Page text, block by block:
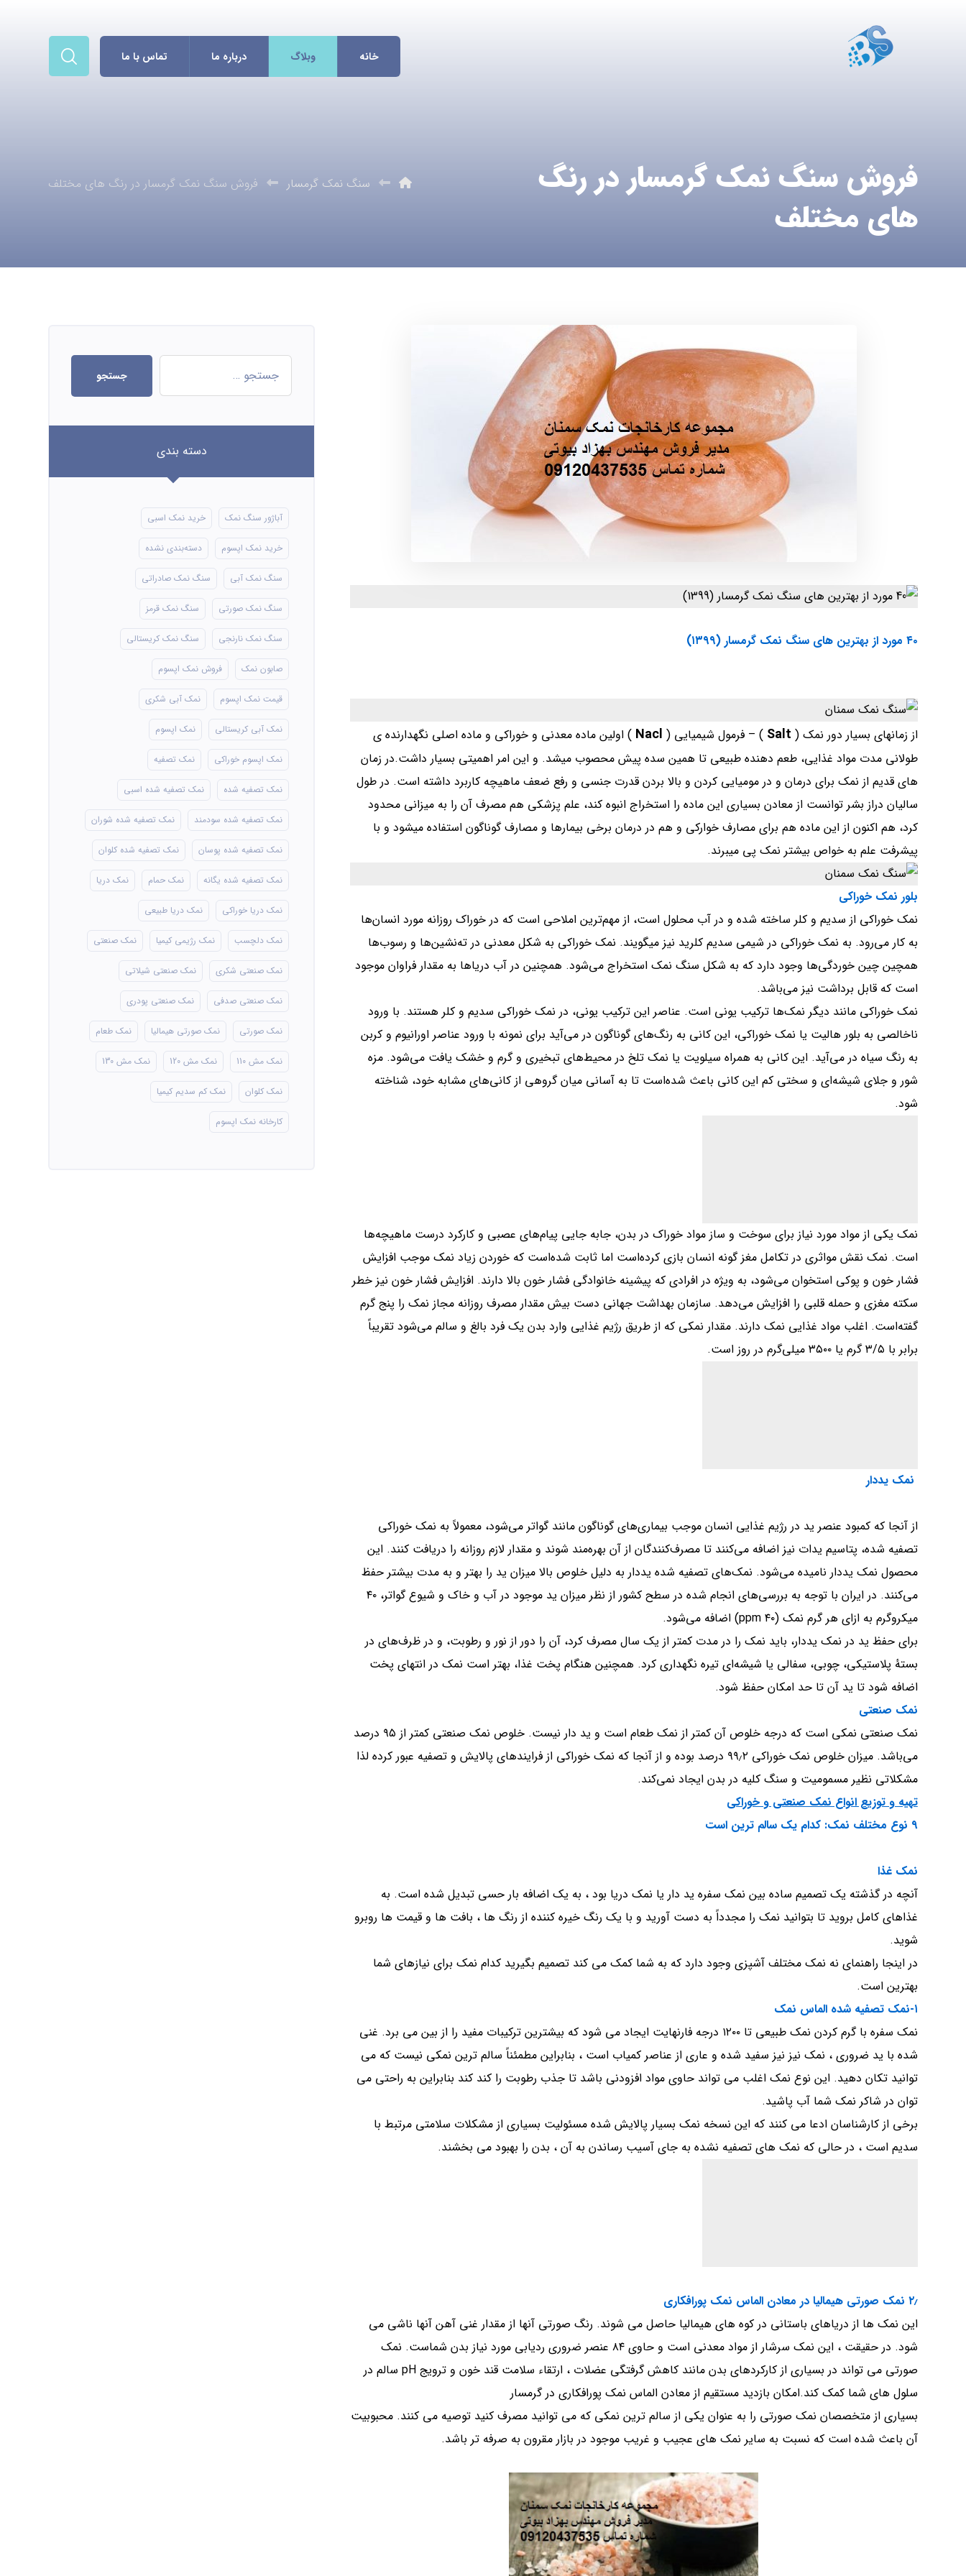
خانه وبلاگ درباره ما تماس با ما
فروش سنگ نمک گرمسار در رنگ
های مختلف
سنگ نمک گرمسار فروش سنگ نمک گرمسار در رنگ های مختلف
۴۰ مورد از بهترین های سنگ نمک گرمسار (۱۳۹۹)
از زمانهای بسیار دور نمک ( Salt ) – فرمول شیمیایی(
Nacl
) اولین ماده معدنی و خوراکی و ماده اصلی نگهدارنده ی
طولانی مدت مواد غذایی، طعم دهنده طبیعی تا همین سده پیش محصوب میشد. و این امر اهمیتی بسیار داشت.در زمان
های قدیم از نمک برای درمان و در مومیایی کردن و بالا بردن قدرت جنسی و رفع ضعف ماهیچه کاربرد داشته‌ است. در طول
سالیان دراز بشر توانست از معادن بسیاری این ماده را استخراج انبوه کند، علم پزشکی هم مصرف آن را به میزانی محدود
کرد، هم اکنون از این ماده هم برای مصارف خوارکی و هم در درمان برخی بیمارها و مصارف گوناگون استفاده میشود و با
پیشرفت علم به خواص بیشتر نمک پی میبرند.
بلور نمک خوراکی
نمک خوراکی از سدیم و کلر ساخته شده‌ و در آب محلول است، از مهم‌ترین املاحی است که در خوراک روزانه مورد انسان‌ها
به کار می‌رود. به نمک خوراکی در شیمی سدیم کلرید نیز میگویند. نمک خوراکی به شکل معدنی در ته‌نشین‌ها و رسوب‌ها
همچین چین خوردگی‌ها وجود دارد که به شکل سنگ نمک استخراج می‌شود. همچنین در آب دریاها به مقدار فراوان موجود
است که قابل برداشت نیز می‌باشد.
نمک خوراکی مانند دیگر نمک‌ها ترکیب یونی است. عناصر این ترکیب یونی، در نمک خوراکی سدیم و کلر هستند. با ورود
ناخالصی به بلور هالیت یا نمک خوراکی، این کانی به رنگ‌های گوناگون در می‌آید برای نمونه با ورود عناصر اورانیوم و کربن
به رنگ سیاه در می‌آید. این کانی به همراه سیلویت یا نمک تلخ در محیط‌های تبخیری و گرم و خشک یافت می‌شود. مزه
شور و جلای شیشه‌ای و سختی کم این کانی باعث شده‌است تا به آسانی میان گروهی از کانی‌های مشابه خود، شناخته
شود.
نمک یکی از مواد مورد نیاز برای سوخت و ساز مواد خوراک در بدن، جابه جایی پیام‌های عصبی و کارکرد درست ماهیچه‌ها
است. نمک نقش مواثری در تکامل مغز گونه انسان بازی کرده‌است اما ثابت شده‌است که خوردن زیاد نمک موجب افزایش
فشار خون و پوکی استخوان می‌شود، به ویژه در افرادی که پیشینه خانوادگی فشار خون بالا دارند. افزایش فشار خون نیز خطر
سکته مغزی و حمله قلبی را افزایش می‌دهد. سازمان بهداشت جهانی دست بیش مقدار مصرف روزانه مجاز نمک را پنج گرم
گفته‌است. اغلب مواد غذایی نمک دارند. مقدار نمکی که از طریق رژیم غذایی وارد بدن یک فرد بالغ و سالم می‌شود تقریباً
برابر با ۳/۵ گرم یا ۳۵۰۰ میلی‌گرم در روز است.
نمک یددار
از آنجا که کمبود عنصر ید در رژیم غذایی انسان موجب بیماری‌های گوناگون مانند گواتر می‌شود، معمولاً به نمک خوراکی
تصفیه شده، پتاسیم یدات نیز اضافه می‌کنند تا مصرف‌کنندگان از آن بهره‌مند شوند و مقدار لازم روزانه را دریافت کنند. این
محصول نمک یددار نامیده می‌شود. نمک‌های تصفیه شده یددار به دلیل خلوص بالا میزان ید را بهتر و به مدت بیشتر حفظ
می‌کنند. در ایران با توجه به بررسی‌های انجام شده در سطح کشور از نظر میزان ید موجود در آب و خاک و شیوع گواتر، ۴۰
میکروگرم به ازای هر گرم نمک (۴۰ ppm) اضافه می‌شود.
برای حفظ ید در نمک یددار، باید نمک را در مدت کمتر از یک سال مصرف کرد، آن را دور از نور و رطوبت، و در ظرف‌های در
بستهٔ پلاستیکی، چوبی، سفالی یا شیشه‌ای تیره نگهداری کرد. همچنین هنگام پخت غذا، بهتر است نمک در انتهای پخت
اضافه شود تا ید آن تا حد امکان حفظ شود.
نمک صنعتی
نمک صنعتی نمکی است که درجه خلوص آن کمتر از نمک طعام است و ید دار نیست. خلوص نمک صنعتی کمتر از ۹۵ درصد
می‌باشد. میزان خلوص نمک خوراکی ۹۹٫۲ درصد بوده و از آنجا که نمک خوراکی از فرایندهای پالایش و تصفیه عبور کرده لذا
مشکلاتی نظیر مسمومیت و سنگ کلیه در بدن ایجاد نمی‌کند.
تهیه و توزیع انواع نمک صنعتی و خوراکی
۹ نوع مختلف نمک: کدام یک سالم ترین است
نمک غذا
آنچه در گذشته یک تصمیم ساده بین نمک سفره ید دار یا نمک دریا بود ، به یک اضافه بار حسی تبدیل شده است. به
غذاهای کامل بروید تا بتوانید نمک را مجدداً به دست آورید و با یک رنگ خیره کننده از رنگ ها ، بافت ها و قیمت ها روبرو
شوید.
در اینجا راهنمای نه نمک مختلف آشپزی وجود دارد که به شما کمک می کند تصمیم بگیرید کدام نمک برای نیازهای شما
بهترین است.
۱-نمک تصفیه شده الماس نمک
نمک سفره با گرم کردن نمک طبیعی تا ۱۲۰۰ درجه فارنهایت ایجاد می شود که بیشترین ترکیبات مفید را از بین می برد. غنی
شده با ید ضروری ، نمک نیز نیز سفید شده و عاری از عناصر کمیاب است ، بنابراین مطمئناً سالم ترین نمکی نیست که می
توانید تکان دهید. این نوع نمک اغلب می تواند حاوی مواد افزودنی باشد تا جذب رطوبت را کند کند بنابراین به راحتی می
توان در شاکر نمک شما آب پاشید.
برخی از کارشناسان ادعا می کنند که این نسخه نمک بسیار پالایش شده مسئولیت بسیاری از مشکلات سلامتی مرتبط با
سدیم است ، در حالی که نمک های تصفیه نشده به جای آسیب رساندن به آن ، بدن را بهبود می بخشند.
۲٫ نمک صورتی هیمالیا در معادن الماس نمک پورافکاری
این نمک ها از دریاهای باستانی در کوه های هیمالیا حاصل می شوند. رنگ صورتی آنها از مقدار غنی آهن آنها ناشی می
شود. در حقیقت ، این نمک سرشار از مواد معدنی است و حاوی ۸۴ عنصر ضروری ردیابی مورد نیاز بدن شماست. نمک
صورتی می تواند در بسیاری از کارکردهای بدن مانند کاهش گرفتگی عضلات ، ارتقاء سلامت قند خون و ترویج pH سالم در
سلول های شما کمک کند.امکان بازدید مستقیم از معادن الماس نمک پورافکاری در گرمسار
بسیاری از متخصصان نمک صورتی را به عنوان یکی از سالم ترین نمکی که می توانید مصرف کنید توصیه می کنند. محبوبیت
آن باعث شده است که نسبت به سایر نمک های عجیب و غریب موجود در بازار مقرون به صرفه تر باشد.
جستجو
دسته بندی
آباژور سنگ نمک خرید نمک اسبی
خرید نمک اپسوم دسته‌بندی نشده
سنگ نمک آبی سنگ نمک صادراتی
سنگ نمک صورتی سنگ نمک قرمز
سنگ نمک نارنجی سنگ نمک کریستالی
صابون نمک فروش نمک اپسوم
قیمت نمک اپسوم نمک آبی شکری
نمک آبی کریستالی نمک اپسوم
نمک اپسوم خوراکی نمک تصفیه
نمک تصفیه شده نمک تصفیه شده اسبی
نمک تصفیه شده سودمند نمک تصفیه شده شوران
نمک تصفیه شده پوسان نمک تصفیه شده کلوان
نمک تصفیه شده یگانه نمک حمام نمک دریا
نمک دریا خوراکی نمک دریا طبیعی
نمک دلچسب نمک رژیمی کیمیا نمک صنعتی
نمک صنعتی شکری نمک صنعتی شیلاتی
نمک صنعتی صدفی نمک صنعتی پودری
نمک صورتی نمک صورتی هیمالیا نمک طعام
نمک مش 110 نمک مش 120 نمک مش 130
نمک کلوان نمک کم سدیم کیمیا
کارخانه نمک اپسوم